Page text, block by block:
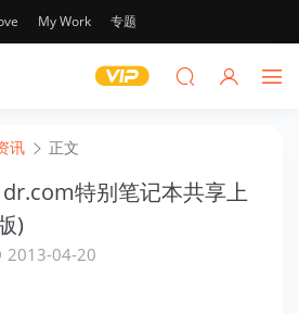
My Work 专题
讯 正文
dr.com特别笔记本共享上
)
2013-04-20